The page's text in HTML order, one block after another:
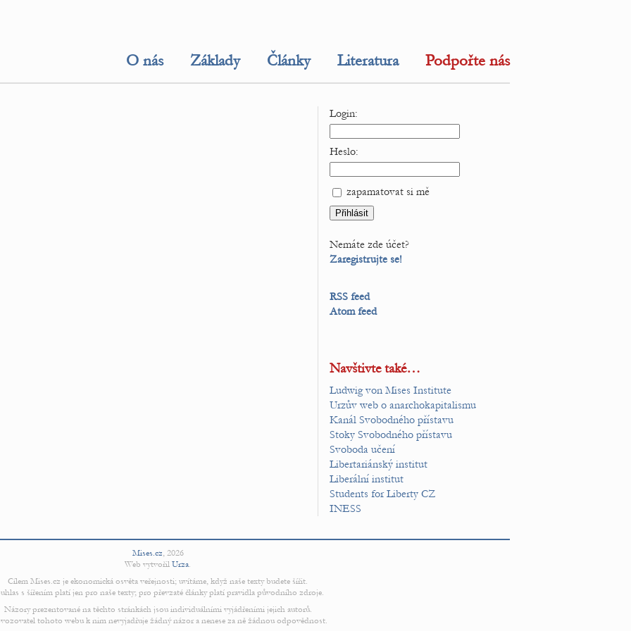
O nás Základy Články Literatura Podpořte nás
Login:
Heslo:
zapamatovat si mě
Nemáte zde účet?
Zaregistrujte se!
RSS feed
Atom feed
Navštivte také…
Ludwig von Mises Institute
Urzův web o anarchokapitalismu
Kanál Svobodného přístavu
Stoky Svobodného přístavu
Svoboda učení
Libertariánský institut
Liberální institut
Students for Liberty CZ
INESS
Mises.cz, 2026
Web vytvořil Urza.
Cílem Mises.cz je ekonomická osvěta veřejnosti; uvítáme, když naše texty budete šířit.
s šířením platí jen pro naše texty; pro převzaté články platí pravidla původního zdroje.
Názory prezentované na těchto stránkách jsou individuálními vyjádřeními jejich autorů.
tohoto webu k nim nevyjadřuje žádný názor a nenese za ně žádnou odpovědnost.